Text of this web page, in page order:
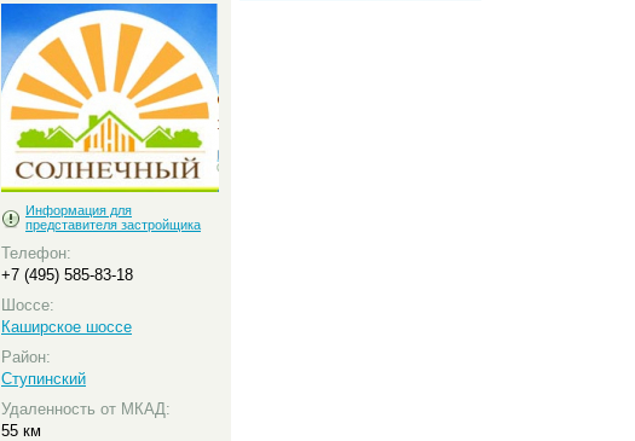
Информация для
представителя застройщика
Телефон:
+7 (495) 585-83-18
Шоссе:
Каширское шоссе
Район:
Ступинский
Удаленность от МКАД:
55 км